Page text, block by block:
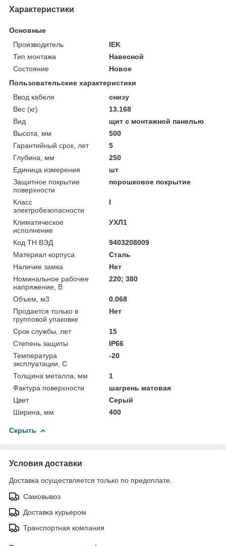
Характеристики
Основные
Производитель
IEK
Тип монтажа
Навесной
Состояние
Новое
Пользовательские характеристики
Ввод кабеля
снизу
Вес (кг)
13.168
Вид
щит с монтажной панелью
Высота, мм
500
Гарантийный срок, лет
5
Глубина, мм
250
Единица измерения
шт
Защитное покрытие
поверхности
порошковое покрытие
Класс
электробезопасности
I
Климатическое
исполнение
УХЛ1
Код ТН ВЭД
9403208009
Материал корпуса
Сталь
Наличие замка
Нет
Номинальное рабочее
напряжение, В
220; 380
Объем, м3
0.068
Продается только в
групповой упаковке
Нет
Срок службы, лет
15
Степень защиты
IP66
Температура
эксплуатации, С
-20
Толщина металла, мм
1
Фактура поверхности
шагрень матовая
Цвет
Серый
Ширина, мм
400
Скрыть
Условия доставки
Доставка осуществляется только по предоплате.
Самовывоз
Доставка курьером
Транспортная компания